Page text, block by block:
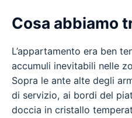
Cosa abbiamo
L’appartamento era ben
accumuli inevitabili nelle
Sopra le ante alte degli
di servizio, ai bordi del
doccia in cristallo